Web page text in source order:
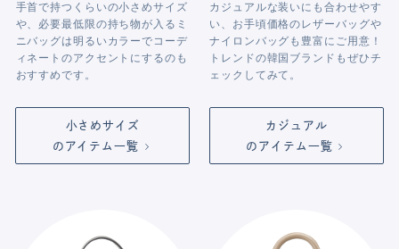
手首で持つくらいの小さめサイズ
や、必要最低限の持ち物が入るミ
ニバッグは明るいカラーでコーデ
ィネートのアクセントにするのも
おすすめです。
小さめサイズ
のアイテム一覧
カジュアルな装いにも合わせやす
い、お手頃価格のレザーバッグや
ナイロンバッグも豊富にご用意！
トレンドの韓国ブランドもぜひチ
ェックしてみて。
カジュアル
のアイテム一覧